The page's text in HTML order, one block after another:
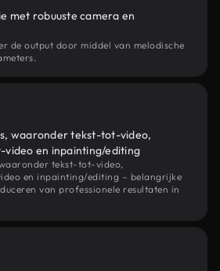
met robuuste camera en
de output door middel van melodische
waaronder tekst-tot-video,
en inpainting/editing
tekst-tot-video,
en inpainting/editing – belangrijke
van professionele resultaten in